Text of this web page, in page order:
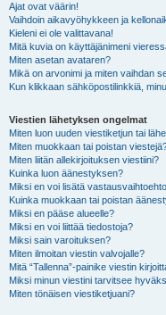
Ajat ovat väärin!
Vaihdoin aikavyöhykkeen ja
Kieleni ei ole valittavana!
Mitä kuvia on käyttäjänimeni
Miten asetan avataren?
Mikä on arvonimi ja miten vaihdan
Kun klikkaan sähköpostilinkkiä,
Viestien lähetyksen ongelmat
Miten luon uuden viestiketjun tai
Miten muokkaan tai poistan
Miten liitän allekirjoituksen viestiini?
Kuinka luon äänestyksen?
Miksi en voi lisätä
Kuinka muokkaan tai poistan
Miksi en pääse alueelle?
Miksi en voi liittää tiedostoja?
Miksi sain varoituksen?
Miten ilmoitan viestin valvojalle?
Mitä “Tallenna”-painike viestin
Miksi minun viestini tarvitsee
Miten tönäisen viestiketjuani?